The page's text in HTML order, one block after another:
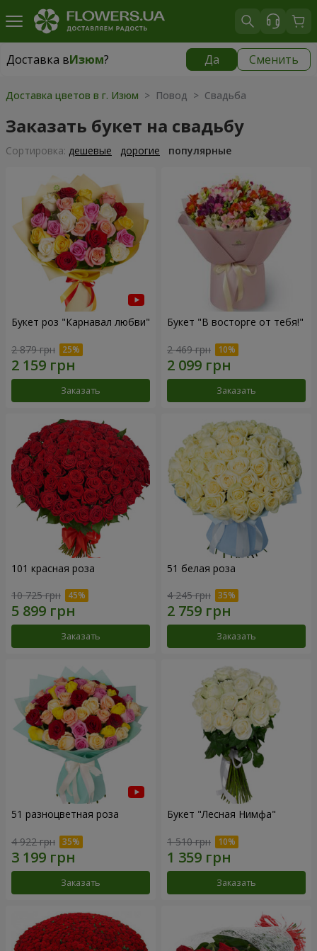
Доставка вИзюм? Да Сменить
Доставка вИзюм|
Доставка цветов в г. Изюм > Повод > Свадьба
Заказать букет на свадьбу
Cортировка: дешевые дорогие популярные
Букет роз "Карнавал любви"
2 879 грн
Заказать
Букет "В восторге от тебя!"
2 469 грн
Заказать
101 красная роза
10 725 грн
Заказать
51 белая роза
4 245 грн
Заказать
51 разноцветная роза
4 922 грн
Заказать
Букет "Лесная Нимфа"
1 510 грн
Заказать